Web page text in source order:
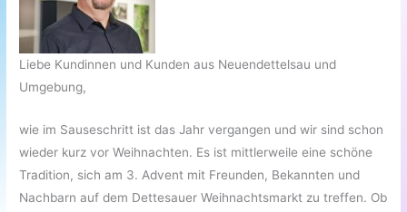
Liebe Kundinnen und Kunden aus Neuendettelsau und
Umgebung,
wie im Sauseschritt ist das Jahr vergangen und wir sind schon
wieder kurz vor Weihnachten. Es ist mittlerweile eine schöne
Tradition, sich am 3. Advent mit Freunden, Bekannten und
Nachbarn auf dem Dettesauer Weihnachtsmarkt zu treffen. Ob